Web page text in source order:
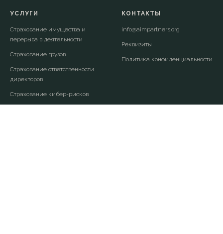
УСЛУГИ
Страхование имущества и
перерыва в деятельности
Страхование грузов
Страхование ответственности
директоров
Страхование кибер-рисков
КОНТАКТЫ
info@aimpartners.org
Реквизиты
Политика конфиденциальности